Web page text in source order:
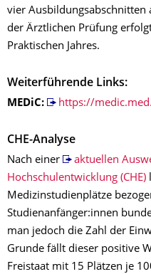
vier
der Ärztlichen Prüfung
Praktischen Jahres.
Weiterführende Links:
MEDiC:
https://
CHE-Analyse
Nach einer
aktuellen
Hochschulentwicklung (CHE)
Medizinstudienplätze
Studienanfänger:innen
man jedoch die Zahl der
Grunde fällt dieser positive
Freistaat mit 15 Plätzen je